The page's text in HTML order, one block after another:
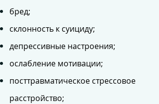
бред;
склонность к суициду;
депрессивные настроения;
ослабление мотивации;
посттравматическое стрессовое
расстройство;